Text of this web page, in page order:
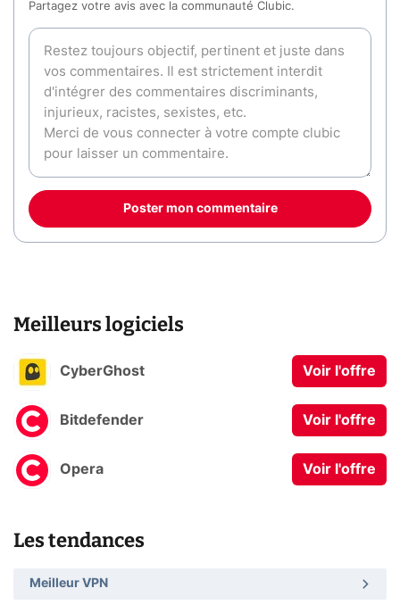
Partagez votre avis avec la communauté Clubic.
Poster mon commentaire
Meilleurs logiciels
CyberGhost Voir l'offre
Bitdefender Voir l'offre
Opera Voir l'offre
Les tendances
Meilleur VPN